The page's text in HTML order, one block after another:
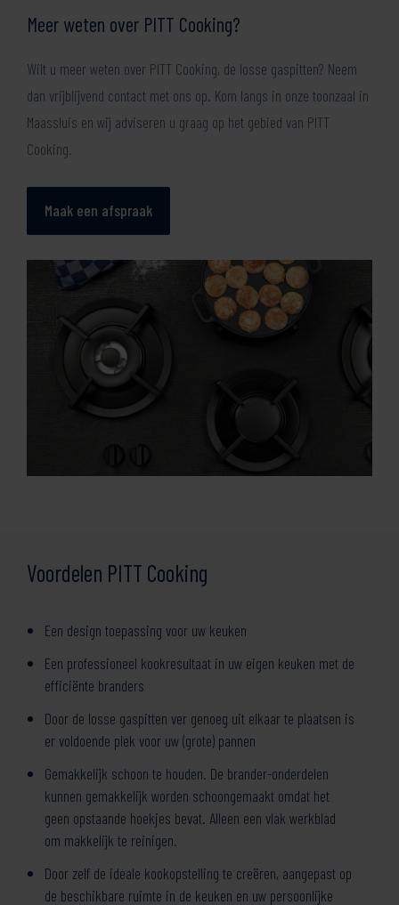
Meer weten over PITT Cooking?
Wilt u meer weten over PITT Cooking, de losse gaspitten? Neem
dan vrijblijvend contact met ons op. Kom langs in onze toonzaal in
Maassluis en wij adviseren u graag op het gebied van PITT
Cooking.
Maak een afspraak
Voordelen PITT Cooking
Een design toepassing voor uw keuken
Een professioneel kookresultaat in uw eigen keuken met de
efficiënte branders
Door de losse gaspitten ver genoeg uit elkaar te plaatsen is
er voldoende plek voor uw (grote) pannen
Gemakkelijk schoon te houden. De brander-onderdelen
kunnen gemakkelijk worden schoongemaakt omdat het
geen opstaande hoekjes bevat. Alleen een vlak werkblad
om makkelijk te reinigen.
Door zelf de ideale kookopstelling te creëren, aangepast op
de beschikbare ruimte in de keuken en uw persoonlijke